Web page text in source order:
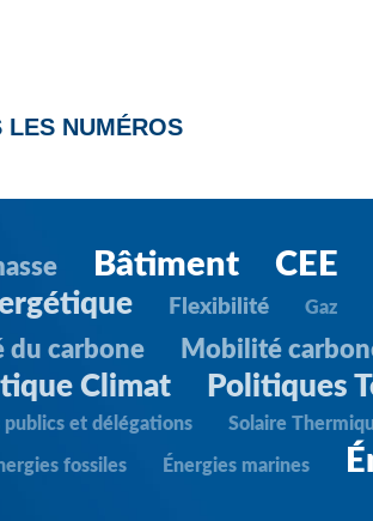
LES NUMÉROS
Bâtiment CEE
Flexibilité Gaz
du carbone Mobilité
Climat Politiques
publics et délégations Solaire
fossiles Énergies marines